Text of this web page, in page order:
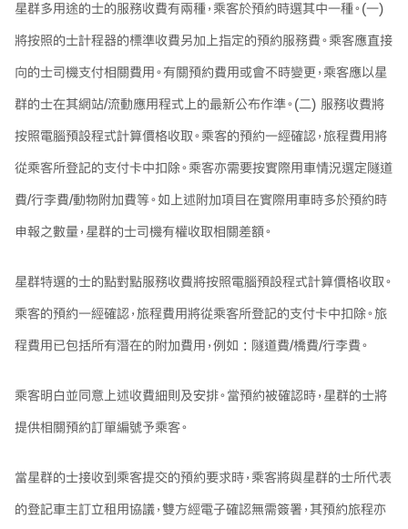
星群多用途的士的服務收費有兩種，乘客於預約時選其中一種。(一)
將按照的士計程器的標準收費另加上指定的預約服務費。乘客應直接
向的士司機支付相關費用。有關預約費用或會不時變更，乘客應以星
群的士在其網站/流動應用程式上的最新公布作準。(二) 服務收費將
按照電腦預設程式計算價格收取。乘客的預約一經確認，旅程費用將
從乘客所登記的支付卡中扣除。乘客亦需要按實際用車情況選定隧道
費/行李費/動物附加費等。如上述附加項目在實際用車時多於預約時
申報之數量，星群的士司機有權收取相關差額。
星群特選的士的點對點服務收費將按照電腦預設程式計算價格收取。
乘客的預約一經確認，旅程費用將從乘客所登記的支付卡中扣除。旅
程費用已包括所有潛在的附加費用，例如 : 隧道費/橋費/行李費。
乘客明白並同意上述收費細則及安排。當預約被確認時，星群的士將
提供相關預約訂單編號予乘客。
當星群的士接收到乘客提交的預約要求時，乘客將與星群的士所代表
的登記車主訂立租用協議，雙方經電子確認無需簽署，其預約旅程亦